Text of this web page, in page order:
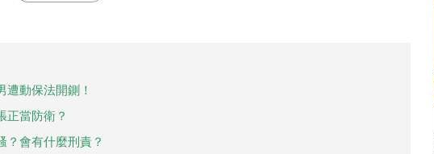
動保法開鍘！
正當防衛？
？會有什麼刑責？